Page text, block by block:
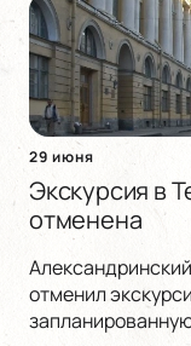
29 июня
Экскурсия в
отменена
отменил